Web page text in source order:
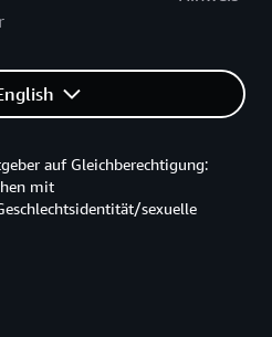
auf Gleichberechtigung:
mit
sexuelle